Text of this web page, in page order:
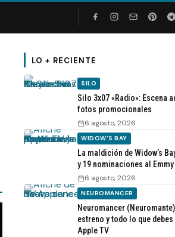
LO + RECIENTE
SILO
Silo 3x07 «Radio»: Escena
fotos promocionales
6 agosto, 2026
WIDOW'S BAY
La maldición de Widow’s
y 19 nominaciones al Emmy
6 agosto, 2026
NEUROMANCER
Neuromancer
estreno y todo lo que
Apple TV